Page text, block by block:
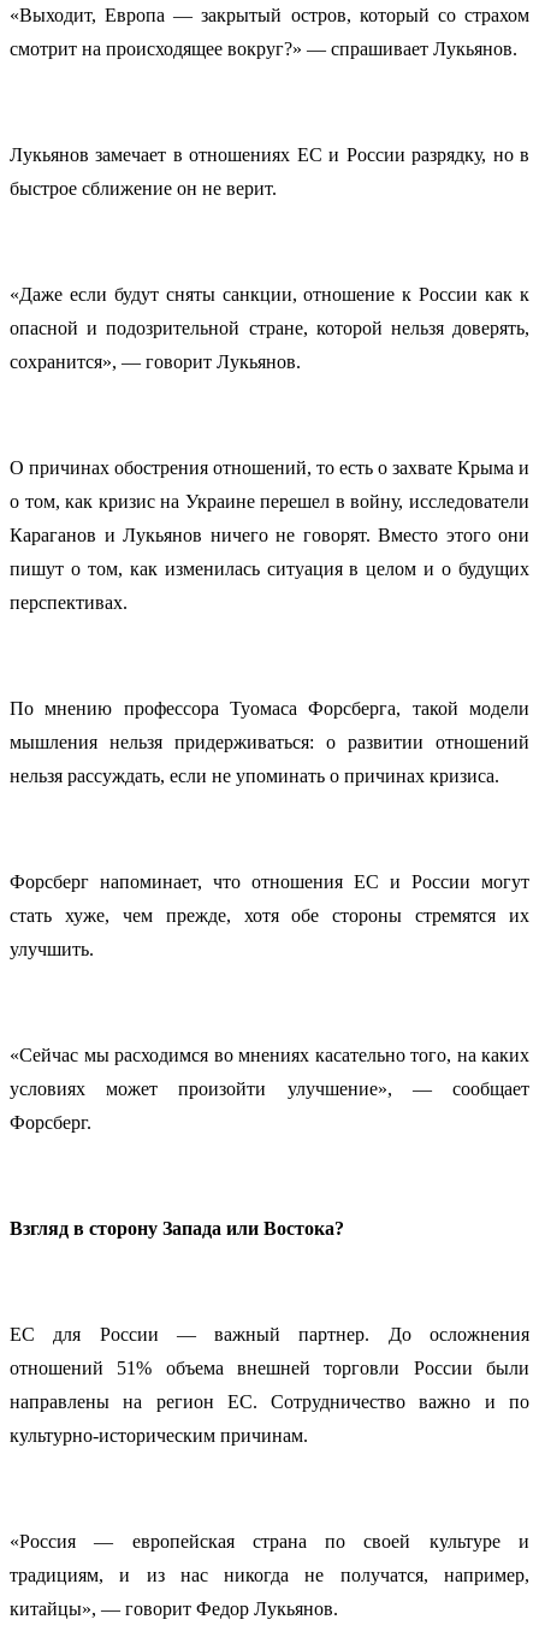
«Выходит, Европа — закрытый остров, который со страхом
смотрит на происходящее вокруг?» — спрашивает Лукьянов.
Лукьянов замечает в отношениях ЕС и России разрядку, но в
быстрое сближение он не верит.
«Даже если будут сняты санкции, отношение к России как к
опасной и подозрительной стране, которой нельзя доверять,
сохранится», — говорит Лукьянов.
О причинах обострения отношений, то есть о захвате Крыма и
о том, как кризис на Украине перешел в войну, исследователи
Караганов и Лукьянов ничего не говорят. Вместо этого они
пишут о том, как изменилась ситуация в целом и о будущих
перспективах.
По мнению профессора Туомаса Форсберга, такой модели
мышления нельзя придерживаться: о развитии отношений
нельзя рассуждать, если не упоминать о причинах кризиса.
Форсберг напоминает, что отношения ЕС и России могут
стать хуже, чем прежде, хотя обе стороны стремятся их
улучшить.
«Сейчас мы расходимся во мнениях касательно того, на каких
условиях может произойти улучшение», — сообщает
Форсберг.
Взгляд в сторону Запада или Востока?
ЕС для России — важный партнер. До осложнения
отношений 51% объема внешней торговли России были
направлены на регион ЕС. Сотрудничество важно и по
культурно-историческим причинам.
«Россия — европейская страна по своей культуре и
традициям, и из нас никогда не получатся, например,
китайцы», — говорит Федор Лукьянов.